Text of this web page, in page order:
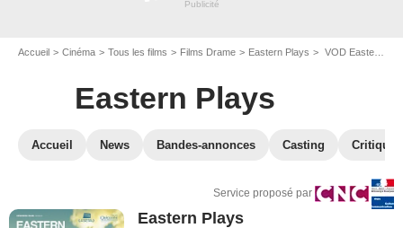
Accueil Cinéma Tous les films Films Drame Eastern Plays VOD Eastern Plays
Eastern Plays
Accueil News Bandes-annonces Casting
Service proposé par
Eastern Plays